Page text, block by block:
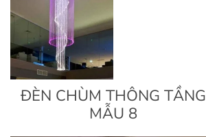
ĐÈN CHÙM THÔNG TẦNG
MẪU 8